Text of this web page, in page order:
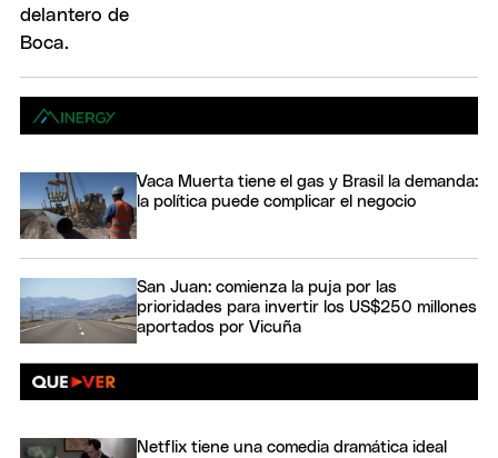
Vaca Muerta tiene el gas y Brasil la demanda:
la política puede complicar el negocio
San Juan: comienza la puja por las
prioridades para invertir los US$250 millones
aportados por Vicuña
Netflix tiene una comedia dramática ideal